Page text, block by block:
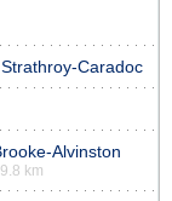
Strathroy-Caradoc
Alvinston
km